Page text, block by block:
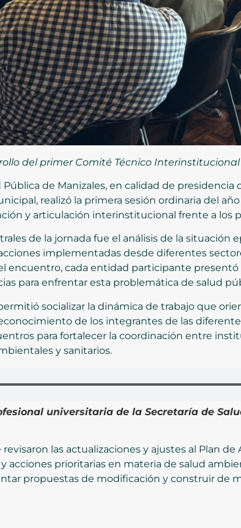
del primer Comité Técnico Interinstitucional
Pública de Manizales, en calidad de
realizó la primera sesión ordinaria del
y articulación interinstitucional frente a los
de la jornada fue el análisis de la situación
implementadas desde diferentes
encuentro, cada entidad participante presentó
para enfrentar esta problemática de salud
socializar la dinámica de trabajo que
de los integrantes de las
para fortalecer la coordinación entre
y sanitarios.
universitaria de la Secretaría de
las actualizaciones y ajustes al Plan
acciones prioritarias en materia de salud
propuestas de modificación y construir de